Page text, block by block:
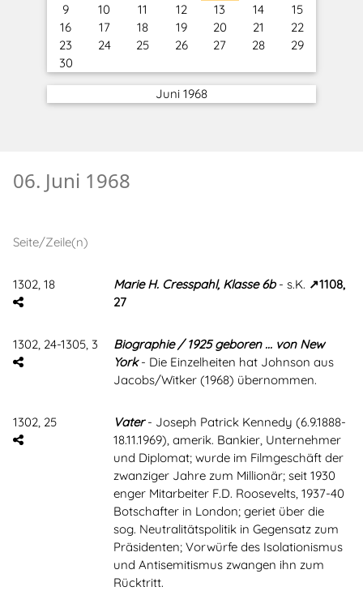
9
10 11 12 13 14
15
16
17 18 19 20 21
22
23
24 25 26 27 28
29
30
Juni 1968
06. Juni 1968
Seite/Zeile(n)
1302, 18 Marie H. Cresspahl, Klasse 6b- s.K.
1108,
27
1302, 24-1305, 3
Biographie / 1925 geboren ... von New
York- Die Einzelheiten hat Johnson aus
Jacobs/Witker (1968) übernommen.
1302, 25 Vater- Joseph Patrick Kennedy (6.9.1888-
18.11.1969), amerik. Bankier, Unternehmer
und Diplomat; wurde im Filmgeschäft der
zwanziger Jahre zum Millionär; seit 1930
enger Mitarbeiter F.D. Roosevelts, 1937-40
Botschafter in London; geriet über die
sog. Neutralitätspolitik in Gegensatz zum
Präsidenten; Vorwürfe des Isolationismus
und Antisemitismus zwangen ihn zum
Rücktritt.